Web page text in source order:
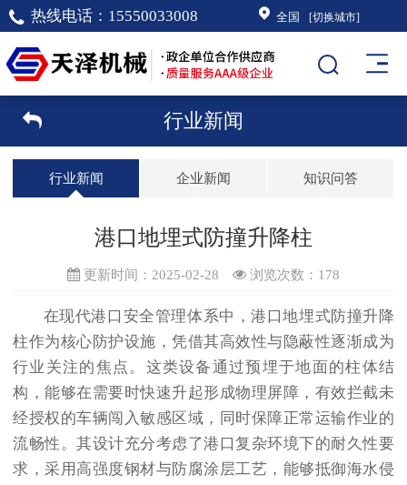
热线电话： 15550033008 全国 [切换城市]
行业新闻
行业新闻 企业新闻 知识问答
港口地埋式防撞升降柱
更新时间：2025-02-28 浏览次数： 178
在现代港口安全管理体系中，港口地埋式防撞升降
柱作为核心防护设施，凭借其高效性与隐蔽性逐渐成为
行业关注的焦点。这类设备通过预埋于地面的柱体结
构，能够在需要时快速升起形成物理屏障，有效拦截未
经授权的车辆闯入敏感区域，同时保障正常运输作业的
流畅性。其设计充分考虑了港口复杂环境下的耐久性要
求，采用高强度钢材与防腐涂层工艺，能够抵御海水侵